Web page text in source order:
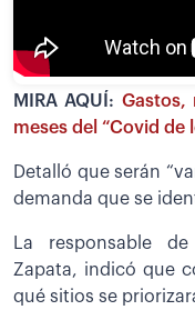
MIRA AQUÍ: Gastos,
meses del “Covid de
Detalló que serán
demanda que se
La responsable
Zapata, indicó que
qué sitios se